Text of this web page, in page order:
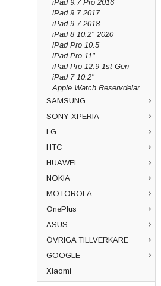
iPad 9.7 Pro 2016
iPad 9.7 2017
iPad 9.7 2018
iPad 8 10.2" 2020
iPad Pro 10.5
iPad Pro 11"
iPad Pro 12.9 1st Gen
iPad 7 10.2"
Apple Watch Reservdelar
SAMSUNG
SONY XPERIA
LG
HTC
HUAWEI
NOKIA
MOTOROLA
OnePlus
ASUS
ÖVRIGA TILLVERKARE
GOOGLE
Xiaomi